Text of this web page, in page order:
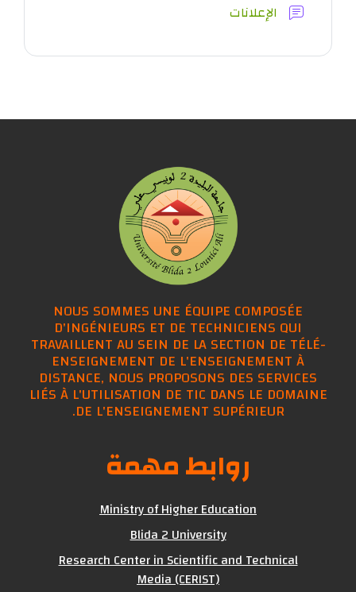
الإعلانات
NOUS SOMMES UNE ÉQUIPE COMPOSÉE
D'INGÉNIEURS ET DE TECHNICIENS QUI
TRAVAILLENT AU SEIN DE LA SECTION DE TÉLÉ-
ENSEIGNEMENT DE L'ENSEIGNEMENT À
DISTANCE, NOUS PROPOSONS DES SERVICES
LIÉS À L'UTILISATION DE TIC DANS LE DOMAINE
DE L'ENSEIGNEMENT SUPÉRIEUR.
روابط مهمة
Ministry of Higher Education
Blida 2 University
Research Center in Scientific and Technical
Media (CERIST)